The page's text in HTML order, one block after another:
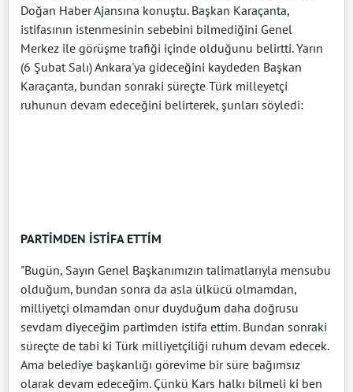
Doğan Haber Ajansına konuştu. Başkan Karaçanta,
istifasının istenmesinin sebebini bilmediğini Genel
Merkez ile görüşme trafiği içinde olduğunu belirtti. Yarın
(6 Şubat Salı) Ankara'ya gideceğini kaydeden Başkan
Karaçanta, bundan sonraki süreçte Türk milleyetçi
ruhunun devam edeceğini belirterek, şunları söyledi:
PARTİMDEN İSTİFA ETTİM
"Bugün, Sayın Genel Başkanımızın talimatlarıyla mensubu
olduğum, bundan sonra da asla ülkücü olmamdan,
milliyetçi olmamdan onur duyduğum daha doğrusu
sevdam diyeceğim partimden istifa ettim. Bundan sonraki
süreçte de tabi ki Türk milliyetçiliği ruhum devam edecek.
Ama belediye başkanlığı görevime bir süre bağımsız
olarak devam edeceğim. Çünkü Kars halkı bilmeli ki ben